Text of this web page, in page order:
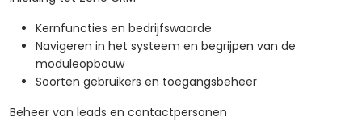
Kernfuncties en bedrijfswaarde
Navigeren in het systeem en begrijpen van de
moduleopbouw
Soorten gebruikers en toegangsbeheer
Beheer van leads en contactpersonen